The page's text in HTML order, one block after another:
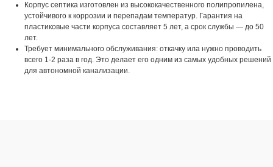
Корпус септика изготовлен из высококачественного полипропилена,
устойчивого к коррозии и перепадам температур. Гарантия на
пластиковые части корпуса составляет 5 лет, а срок службы — до 50
лет.
Требует минимального обслуживания: откачку ила нужно проводить
всего 1-2 раза в год. Это делает его одним из самых удобных решений
для автономной канализации.